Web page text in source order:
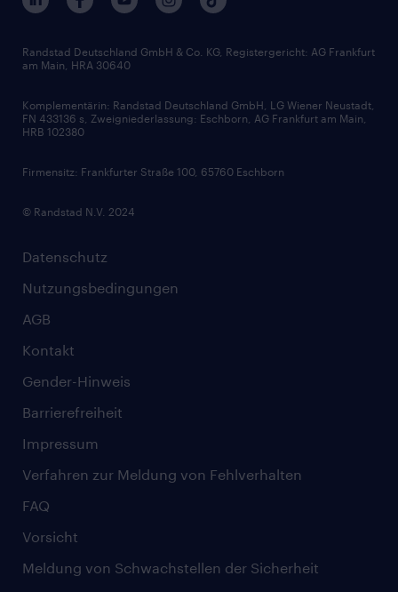
FAQ - Bewerber / Kunden
Zertifikate und Auszeichnungen
Gehaltsthemen
Bewerbungsratgeber
Soft Skills
Skills
Datenschutz
Nutzungsbedingungen
AGB
Kontakt
Gender-Hinweis
Barrierefreiheit
Impressum
Verfahren zur Meldung von Fehlverhalten
FAQ
Vorsicht
Meldung von Schwachstellen der Sicherheit
Randstad Deutschland GmbH & Co. KG, Registergericht: AG Frankfurt
am Main, HRA 30640
Komplementärin: Randstad Deutschland GmbH, LG Wiener Neustadt,
FN 433136 s, Zweigniederlassung: Eschborn, AG Frankfurt am Main,
HRB 102380
Firmensitz: Frankfurter Straße 100, 65760 Eschborn
© Randstad N.V. 2024